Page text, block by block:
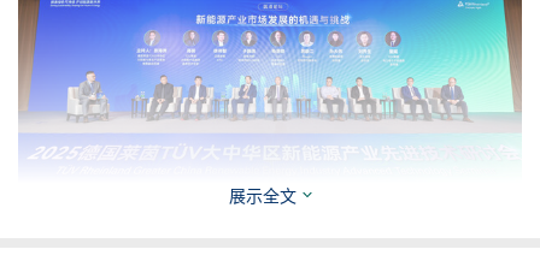
展示全文